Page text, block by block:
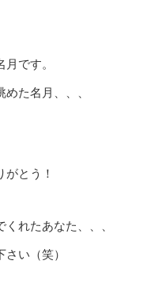
です。
た名月、、、
とう！
れたあなた、、、
い（笑）